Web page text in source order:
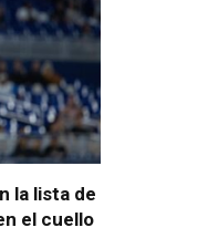
la lista de
el cuello